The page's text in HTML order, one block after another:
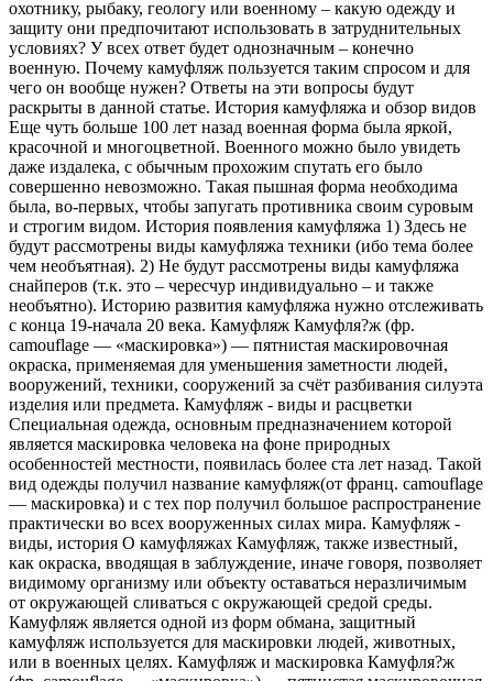
охотнику, рыбаку, геологу или военному – какую одежду и
защиту они предпочитают использовать в затруднительных
условиях? У всех ответ будет однозначным – конечно
военную. Почему камуфляж пользуется таким спросом и для
чего он вообще нужен? Ответы на эти вопросы будут
раскрыты в данной статье. История камуфляжа и обзор видов
Еще чуть больше 100 лет назад военная форма была яркой,
красочной и многоцветной. Военного можно было увидеть
даже издалека, с обычным прохожим спутать его было
совершенно невозможно. Такая пышная форма необходима
была, во-первых, чтобы запугать противника своим суровым
и строгим видом. История появления камуфляжа 1) Здесь не
будут рассмотрены виды камуфляжа техники (ибо тема более
чем необъятная). 2) Не будут рассмотрены виды камуфляжа
снайперов (т.к. это – чересчур индивидуально – и также
необъятно). Историю развития камуфляжа нужно отслеживать
с конца 19-начала 20 века. Камуфляж Камуфля?ж (фр.
camouflage — «маскировка») — пятнистая маскировочная
окраска, применяемая для уменьшения заметности людей,
вооружений, техники, сооружений за счёт разбивания силуэта
изделия или предмета. Камуфляж - виды и расцветки
Специальная одежда, основным предназначением которой
является маскировка человека на фоне природных
особенностей местности, появилась более ста лет назад. Такой
вид одежды получил название камуфляж(от франц. camouflage
— маскировка) и с тех пор получил большое распространение
практически во всех вооруженных силах мира. Камуфляж -
виды, история О камуфляжах Камуфляж, также известный,
как окраска, вводящая в заблуждение, иначе говоря, позволяет
видимому организму или объекту оставаться неразличимым
от окружающей сливаться с окружающей средой среды.
Камуфляж является одной из форм обмана, защитный
камуфляж используется для маскировки людей, животных,
или в военных целях. Камуфляж и маскировка Камуфля?ж